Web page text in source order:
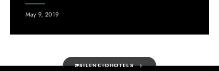
May 9, 2019
@SILENCIOHOTELS